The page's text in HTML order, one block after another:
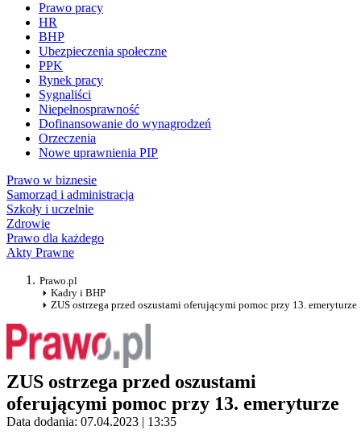
Prawo pracy
HR
BHP
Ubezpieczenia społeczne
PPK
Rynek pracy
Sygnaliści
Niepełnosprawność
Dofinansowanie do wynagrodzeń
Orzeczenia
Nowe uprawnienia PIP
Prawo w biznesie
Samorząd i administracja
Szkoły i uczelnie
Zdrowie
Prawo dla każdego
Akty Prawne
Prawo.pl
Kadry i BHP
ZUS ostrzega przed oszustami oferującymi pomoc przy 13. emeryturze
ZUS ostrzega przed oszustami
oferującymi pomoc przy 13. emeryturze
Data dodania: 07.04.2023 | 13:35